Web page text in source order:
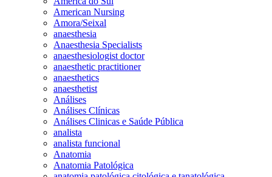
American Nursing
Amora/Seixal
anaesthesia
Anaesthesia Specialists
anaesthesiologist doctor
anaesthetic practitioner
anaesthetics
anaesthetist
Análises
Análises Clínicas
Análises Clinicas e Saúde Pública
analista
analista funcional
Anatomia
Anatomia Patológica